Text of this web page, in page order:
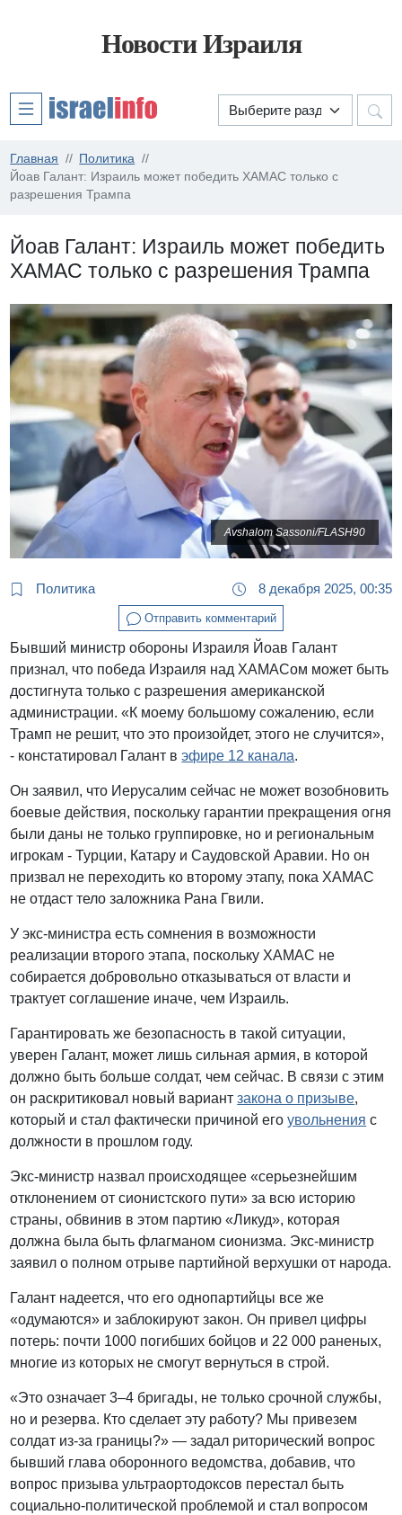
Новости Израиля
Главная
Политика
Йоав Галант: Израиль может победить ХАМАС только с
разрешения Трампа
Йоав Галант: Израиль может победить
ХАМАС только с разрешения Трампа
Avshalom Sassoni/FLASH90
Политика 8 декабря 2025, 00:35
Отправить комментарий
Бывший министр обороны Израиля Йоав Галант
признал, что победа Израиля над ХАМАСом может быть
достигнута только с разрешения американской
администрации. «К моему большому сожалению, если
Трамп не решит, что это произойдет, этого не случится»,
- констатировал Галант вэфире 12 канала.
Он заявил, что Иерусалим сейчас не может возобновить
боевые действия, поскольку гарантии прекращения огня
были даны не только группировке, но и региональным
игрокам - Турции, Катару и Саудовской Аравии. Но он
призвал не переходить ко второму этапу, пока ХАМАС
не отдаст тело заложника Рана Гвили.
У экс-министра есть сомнения в возможности
реализации второго этапа, поскольку ХАМАС не
собирается добровольно отказываться от власти и
трактует соглашение иначе, чем Израиль.
Гарантировать же безопасность в такой ситуации,
уверен Галант, может лишь сильная армия, в которой
должно быть больше солдат, чем сейчас. В связи с этим
он раскритиковал новый вариантзакона о призыве,
который и стал фактически причиной егоувольнения с
должности в прошлом году.
Экс-министр назвал происходящее «серьезнейшим
отклонением от сионистского пути» за всю историю
страны, обвинив в этом партию «Ликуд», которая
должна была быть флагманом сионизма. Экс-министр
заявил о полном отрыве партийной верхушки от народа.
Галант надеется, что его однопартийцы все же
«одумаются» и заблокируют закон. Он привел цифры
потерь: почти 1000 погибших бойцов и 22 000 раненых,
многие из которых не смогут вернуться в строй.
«Это означает 3–4 бригады, не только срочной службы,
но и резерва. Кто сделает эту работу? Мы привезем
солдат из-за границы?» — задал риторический вопрос
бывший глава оборонного ведомства, добавив, что
вопрос призыва ультраортодоксов перестал быть
социально-политической проблемой и стал вопросом